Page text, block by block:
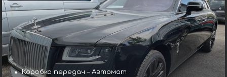
Коробка передач – Автомат